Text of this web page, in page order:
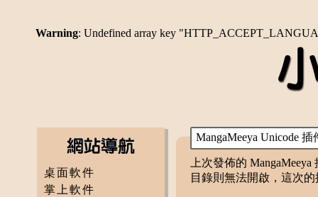
Warning: Undefined array key
桌面軟件
掌上軟件
MangaMeeya Unicode 插
上次發佈的
目錄則無法開啟，這次